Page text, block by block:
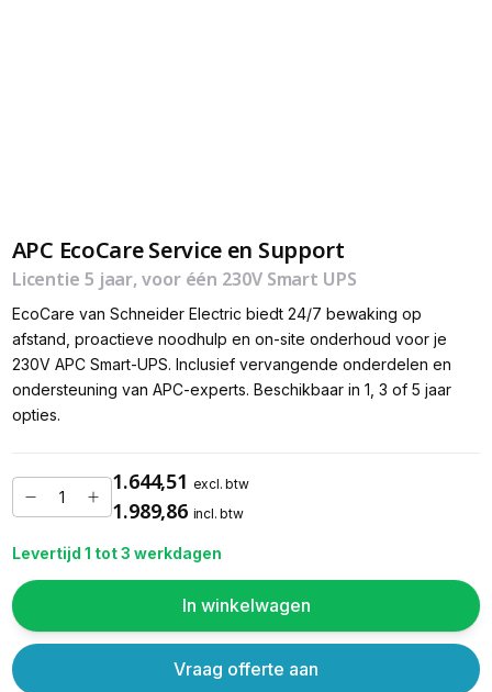
APC EcoCare Service en Support
Licentie 5 jaar, voor één 230V Smart UPS
EcoCare van Schneider Electric biedt 24/7 bewaking op
afstand, proactieve noodhulp en on-site onderhoud voor je
230V APC Smart-UPS. Inclusief vervangende onderdelen en
ondersteuning van APC-experts. Beschikbaar in 1, 3 of 5 jaar
opties.
1.644,51 excl. btw
1.989,86 incl. btw
Levertijd 1 tot 3 werkdagen
In winkelwagen
Vraag offerte aan